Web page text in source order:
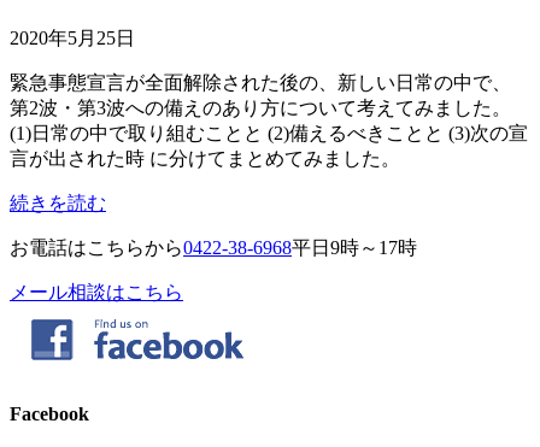
2020年5月25日
緊急事態宣言が全面解除された後の、新しい日常の中で、
第2波・第3波への備えのあり方について考えてみました。
(1)日常の中で取り組むことと (2)備えるべきことと (3)次の宣
言が出された時 に分けてまとめてみました。
続きを読む
お電話はこちらから0422-38-6968平日9時～17時
メール相談はこちら
Facebook